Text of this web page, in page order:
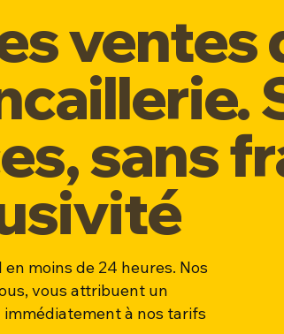
ventes
sans
moins de 24 heures. Nos
vous attribuent un
à nos tarifs